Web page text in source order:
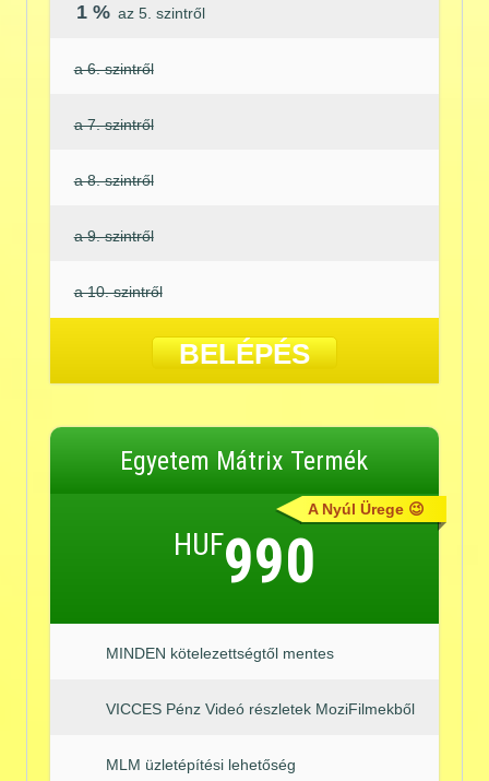
1 % az 5. szintről
a 6. szintről
a 7. szintről
a 8. szintről
a 9. szintről
a 10. szintről
BELÉPÉS
A Nyúl Ürege 😉
Egyetem Mátrix Termék
HUF990
MINDEN kötelezettségtől mentes
VICCES Pénz Videó részletek MoziFilmekből
MLM üzletépítési lehetőség